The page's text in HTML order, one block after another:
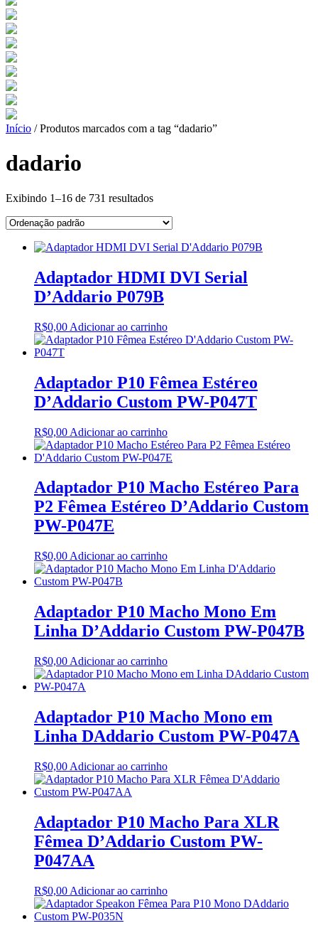
Início / Produtos marcados com a tag “dadario”
dadario
Exibindo 1–16 de 731 resultados
Adaptador HDMI DVI Serial
D’Addario P079B
R$0,00 Adicionar ao carrinho
Adaptador P10 Fêmea Estéreo
D’Addario Custom PW-P047T
R$0,00 Adicionar ao carrinho
Adaptador P10 Macho Estéreo Para
P2 Fêmea Estéreo D’Addario Custom
PW-P047E
R$0,00 Adicionar ao carrinho
Adaptador P10 Macho Mono Em
Linha D’Addario Custom PW-P047B
R$0,00 Adicionar ao carrinho
Adaptador P10 Macho Mono em
Linha DAddario Custom PW-P047A
R$0,00 Adicionar ao carrinho
Adaptador P10 Macho Para XLR
Fêmea D’Addario Custom PW-
P047AA
R$0,00 Adicionar ao carrinho